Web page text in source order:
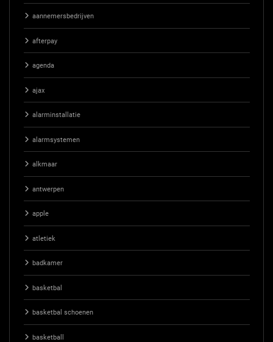
aannemersbedrijven
afterpay
agenda
ajax
alarminstallatie
alarmsystemen
alkmaar
antwerpen
apple
atletiek
badkamer
basketbal
basketbal schoenen
basketball